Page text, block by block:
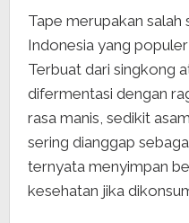
Tape merupakan salah
Indonesia yang
Terbuat dari singkong
difermentasi dengan
rasa manis, sedikit
sering dianggap
ternyata menyimpan
kesehatan jika